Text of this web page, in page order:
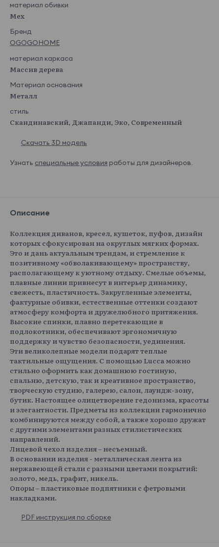
материал обивки
Мех
Бренд
OGOGOHOME
материал каркаса
Массив дерева
Материал основания
Металл
стиль
Скандинавский, Джапанди, Эко, Современный
Скачать 3D модель
Узнать специальные условия работы для дизайнеров.
Описание
Коллекция диванов, кресел, кушеток, пуфов, дизайн
которых сфокусирован на округлых мягких формах.
Это и дань актуальным трендам, и стремление к
позитивному «обволакивающему» пространству,
располагающему к уютному отдыху. Смелые объемы,
плавные линии привнесут в интерьер динамику,
свежесть, пластичность. Закругленные элементы,
фактурные обивки, естественные оттенки создают
атмосферу комфорта и дружелюбного притяжения.
Высокие спинки, плавно перетекающие в
подлокотники, обеспечивают эргономичную
поддержку и чувство безопасности, уединения.
Эти великолепные модели подарят теплые
тактильные ощущения. С помощью Lucca можно
стильно оформить как домашнюю гостиную,
спальню, детскую, так и креативное пространство,
творческую студию, галерею, салон, лаундж-зону,
бутик. Настоящее олицетворение гедонизма, красоты
и элегантности. Предметы из коллекции гармонично
комбинируются между собой, а также хорошо дружат
с другими элементами разных стилистических
направлений.
Лицевой чехол изделия – несъемный.
В основании изделия - металлическая лента из
нержавеющей стали с разными цветами покрытий:
золото, медь, графит, никель.
Опоры – пластиковые подпятники с фетровыми
накладками.
PDF инструкция по сборке